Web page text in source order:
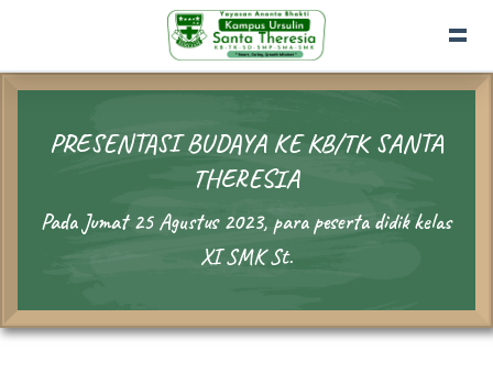
PRESENTASI BUDAYA KE KB/TK SANTA
THERESIA
Pada Jumat 25 Agustus 2023, para peserta didik kelas
XI SMK St.